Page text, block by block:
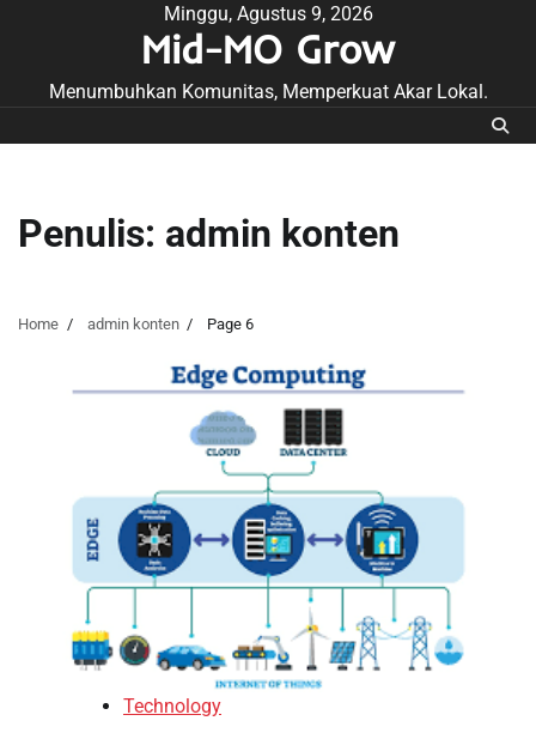
Minggu, Agustus 9, 2026
Mid-MO Grow
Menumbuhkan Komunitas, Memperkuat Akar Lokal.
Penulis: admin konten
Home admin konten Page 6
Technology